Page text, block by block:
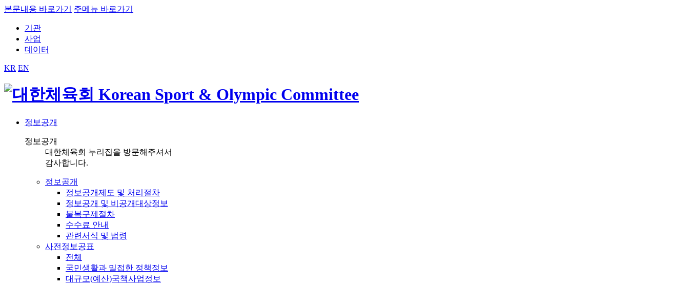
본문내용 바로가기 주메뉴 바로가기
기관
사업
데이터
KR EN
정보공개
정보공개
대한체육회 누리집을 방문해주셔서
감사합니다.
정보공개
정보공개제도 및 처리절차
정보공개 및 비공개대상정보
불복구제절차
수수료 안내
관련서식 및 법령
사전정보공표
전체
국민생활과 밀접한 정책정보
대규모(예산)국책사업정보